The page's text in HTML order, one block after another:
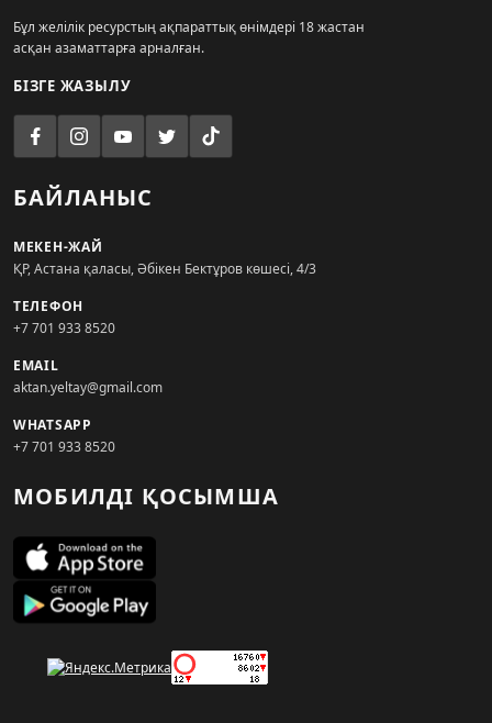
Бұл желілік ресурстың ақпараттық өнімдері 18 жастан
асқан азаматтарға арналған.
БІЗГЕ ЖАЗЫЛУ
БАЙЛАНЫС
МЕКЕН-ЖАЙ
ҚР, Астана қаласы, Әбікен Бектұров көшесі, 4/3
ТЕЛЕФОН
+7 701 933 8520
EMAIL
aktan.yeltay@gmail.com
WHATSAPP
+7 701 933 8520
МОБИЛДІ ҚОСЫМША